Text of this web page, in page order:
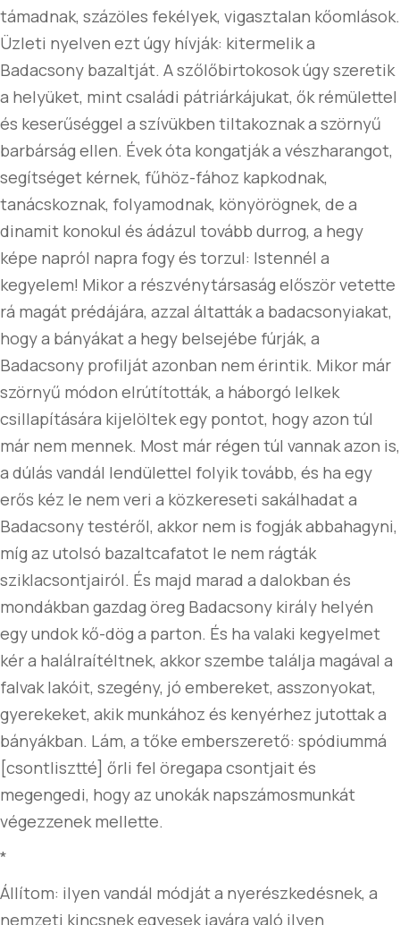
támadnak, százöles fekélyek, vigasztalan kőomlások.
Üzleti nyelven ezt úgy hívják: kitermelik a
Badacsony bazaltját. A szőlőbirtokosok úgy szeretik
a helyüket, mint családi pátriárkájukat, ők rémülettel
és keserűséggel a szívükben tiltakoznak a szörnyű
barbárság ellen. Évek óta kongatják a vészharangot,
segítséget kérnek, fűhöz-fához kapkodnak,
tanácskoznak, folyamodnak, könyörögnek, de a
dinamit konokul és ádázul tovább durrog, a hegy
képe napról napra fogy és torzul: Istennél a
kegyelem! Mikor a részvénytársaság először vetette
rá magát prédájára, azzal áltatták a badacsonyiakat,
hogy a bányákat a hegy belsejébe fúrják, a
Badacsony profilját azonban nem érintik. Mikor már
szörnyű módon elrútították, a háborgó lelkek
csillapítására kijelöltek egy pontot, hogy azon túl
már nem mennek. Most már régen túl vannak azon is,
a dúlás vandál lendülettel folyik tovább, és ha egy
erős kéz le nem veri a közkereseti sakálhadat a
Badacsony testéről, akkor nem is fogják abbahagyni,
míg az utolsó bazaltcafatot le nem rágták
sziklacsontjairól. És majd marad a dalokban és
mondákban gazdag öreg Badacsony király helyén
egy undok kő-dög a parton. És ha valaki kegyelmet
kér a halálraítéltnek, akkor szembe találja magával a
falvak lakóit, szegény, jó embereket, asszonyokat,
gyerekeket, akik munkához és kenyérhez jutottak a
bányákban. Lám, a tőke emberszerető: spódiummá
[csontlisztté] őrli fel öregapa csontjait és
megengedi, hogy az unokák napszámosmunkát
végezzenek mellette.
*
Állítom: ilyen vandál módját a nyerészkedésnek, a
nemzeti kincsnek egyesek javára való ilyen